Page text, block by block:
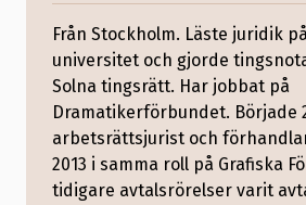
Från Stockholm. Läste juridik
universitet och gjorde
Solna tingsrätt. Har jobbat på
Dramatikerförbundet. Började
arbetsrättsjurist och
2013 i samma roll på Grafiska
tidigare avtalsrörelser varit